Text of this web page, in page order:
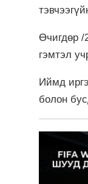
Өчигдөр /
гэмтэл
Иймд
болон